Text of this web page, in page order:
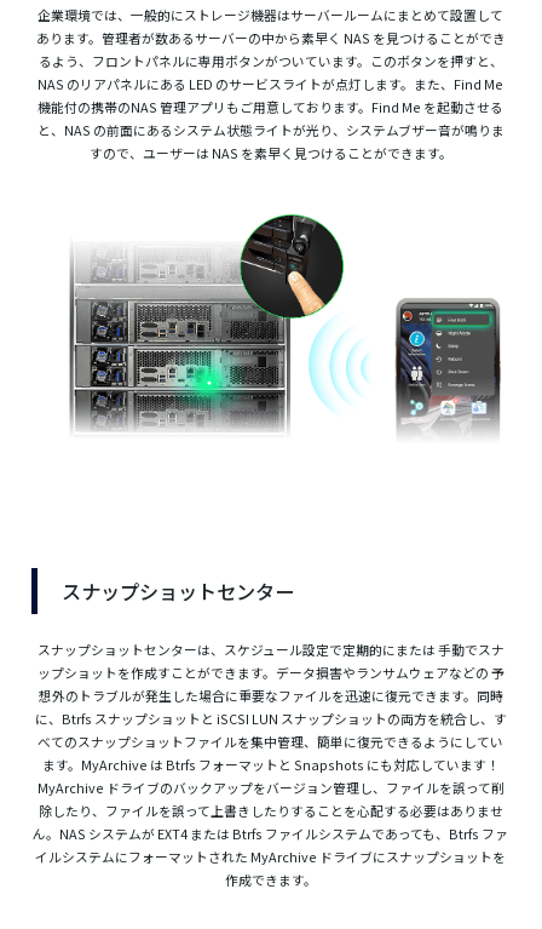
企業環境では、一般的にストレージ機器はサーバールームにまとめて設置して
あります。管理者が数あるサーバーの中から素早く NAS を見つけることができ
るよう、フロントパネルに専用ボタンがついています。このボタンを押すと、
NAS のリアパネルにある LED のサービスライトが点灯します。また、Find Me
機能付の携帯のNAS 管理アプリもご用意しております。Find Me を起動させる
と、NAS の前面にあるシステム状態ライトが光り、システムブザー音が鳴りま
すので、ユーザーは NAS を素早く見つけることができます。
スナップショットセンター
スナップショットセンターは、スケジュール設定で定期的にまたは 手動でスナ
ップショットを作成すことができます。データ損害やランサムウェアなどの 予
想外のトラブルが発生した場合に重要なファイルを迅速に復元できます。同時
に、Btrfs スナップショットと iSCSI LUN スナップショットの両方を統合し、す
べてのスナップショットファイルを集中管理、簡単に復元できるようにしてい
ます。MyArchive は Btrfs フォーマットと Snapshots にも対応しています！
MyArchive ドライブのバックアップをバージョン管理し、ファイルを誤って削
除したり、ファイルを誤って上書きしたりすることを心配する必要はありませ
ん。NAS システムが EXT4 または Btrfs ファイルシステムであっても、Btrfs ファ
イルシステムにフォーマットされた MyArchive ドライブにスナップショットを
作成できます。